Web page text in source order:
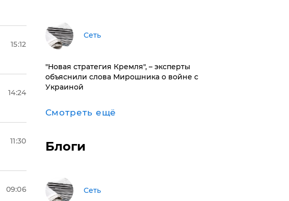
15:12
14:24
11:30
09:06
Сеть
"Новая стратегия Кремля", – эксперты
объяснили слова Мирошника о войне с
Украиной
Смотреть ещё
Блоги
Сеть